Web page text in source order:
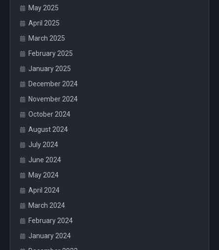
May 2025
April 2025
March 2025
February 2025
January 2025
December 2024
November 2024
October 2024
August 2024
July 2024
June 2024
May 2024
April 2024
March 2024
February 2024
January 2024